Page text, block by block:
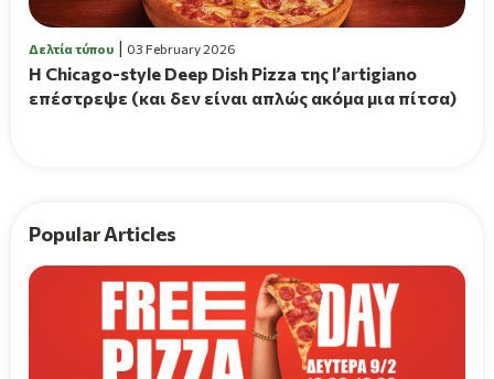
Δελτία τύπου 03 February 2026
Η Chicago-style Deep Dish Pizza της l’artigiano
επέστρεψε (και δεν είναι απλώς ακόμα μια πίτσα)
Popular Articles